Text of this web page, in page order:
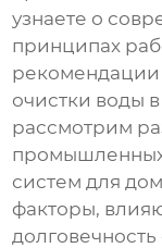
узнаете о
принципах
очистки воды
рассмотрим
промышленных
систем для
факторы,